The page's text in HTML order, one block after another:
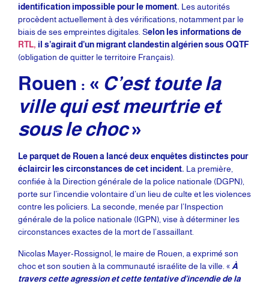
identification impossible pour le moment. Les autorités
procèdent actuellement à des vérifications, notamment par le
biais de ses empreintes digitales. Selon les informations de
RTL, il s’agirait d’un migrant clandestin algérien sous OQTF
(obligation de quitter le territoire Français).
Rouen : « C’est toute la
ville qui est meurtrie et
sous le choc»
Le parquet de Rouen a lancé deux enquêtes distinctes pour
éclaircir les circonstances de cet incident. La première,
confiée à la Direction générale de la police nationale (DGPN),
porte sur l’incendie volontaire d’un lieu de culte et les violences
contre les policiers. La seconde, menée par l’Inspection
générale de la police nationale (IGPN), vise à déterminer les
circonstances exactes de la mort de l’assaillant.
Nicolas Mayer-Rossignol, le maire de Rouen, a exprimé son
choc et son soutien à la communauté israélite de la ville. « À
travers cette agression et cette tentative d’incendie de la